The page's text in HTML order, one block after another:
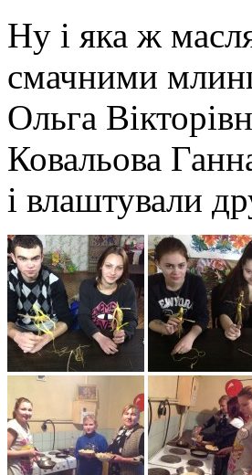
Ну і яка ж
смачними
Ольга
Ковальова
і влаштували